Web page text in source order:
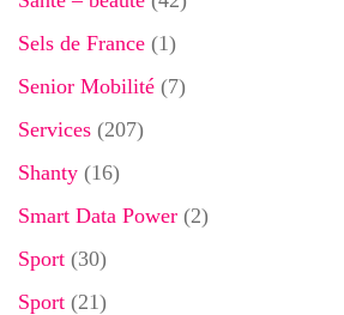
Sels de France (1)
Senior Mobilité (7)
Services (207)
Shanty (16)
Smart Data Power (2)
Sport (30)
Sport (21)